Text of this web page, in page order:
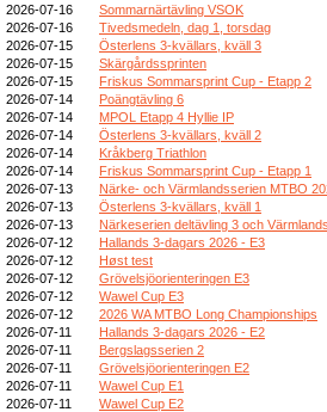
2026-07-16
Sommarnärtävling VSOK
2026-07-16
Tivedsmedeln, dag 1, torsdag
2026-07-15
Österlens 3-kvällars, kväll 3
2026-07-15
Skärgårdssprinten
2026-07-15
Friskus Sommarsprint Cup - Etapp 2
2026-07-14
Poängtävling 6
2026-07-14
MPOL Etapp 4 Hyllie IP
2026-07-14
Österlens 3-kvällars, kväll 2
2026-07-14
Kråkberg Triathlon
2026-07-14
Friskus Sommarsprint Cup - Etapp 1
2026-07-13
Närke- och Värmlandsserien MTBO
2026-07-13
Österlens 3-kvällars, kväll 1
2026-07-13
Närkeserien deltävling 3 och
2026-07-12
Hallands 3-dagars 2026 - E3
2026-07-12
Høst test
2026-07-12
Grövelsjöorienteringen E3
2026-07-12
Wawel Cup E3
2026-07-12
2026 WA MTBO Long Championships
2026-07-11
Hallands 3-dagars 2026 - E2
2026-07-11
Bergslagsserien 2
2026-07-11
Grövelsjöorienteringen E2
2026-07-11
Wawel Cup E1
2026-07-11
Wawel Cup E2